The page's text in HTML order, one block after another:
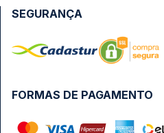
FORMAS DE PAGAMENTO
SEGURANÇA